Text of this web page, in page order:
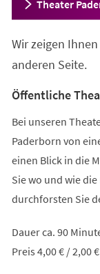
Theater
Wir zeigen
anderen Seite.
Öffentliche
Bei unseren
Paderborn von
einen Blick in die
Sie wo und wie
durchforsten Sie
Dauer ca. 90
Preis 4,00 € / 2,00